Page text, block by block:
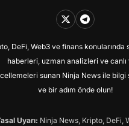
DeFi, Web3 ve finans konularında
haberleri, uzman analizleri ve canlı
sunan Ninja News ile bilgi
ve bir adım önde olun!
Uyarı: Ninja News, Kripto, DeFi,